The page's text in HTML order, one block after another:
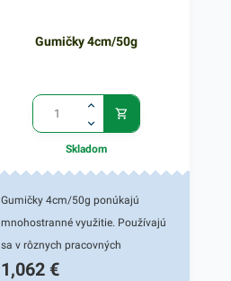
Gumičky 4cm/50g
Skladom
Gumičky 4cm/50g ponúkajú
mnohostranné využitie. Používajú
sa v rôznych pracovných
oblastiach ale aj pri univerzálnych
1,062 €